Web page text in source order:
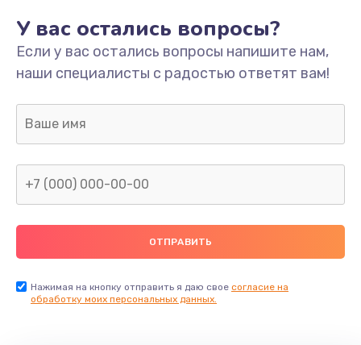
У вас остались вопросы?
Если у вас остались вопросы напишите нам,
наши специалисты с радостью ответят вам!
Нажимая на кнопку отправить я даю свое согласие на
обработку моих персональных данных.